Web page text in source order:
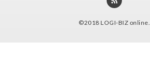
©2018 LOGI-BIZ online.